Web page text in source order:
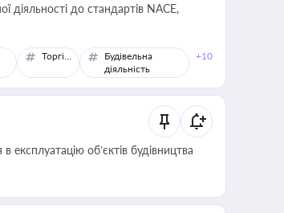
діяльності до стандартів NACE,
Торгівля
Будівельна
діяльність
+10
об’єктів будівництва